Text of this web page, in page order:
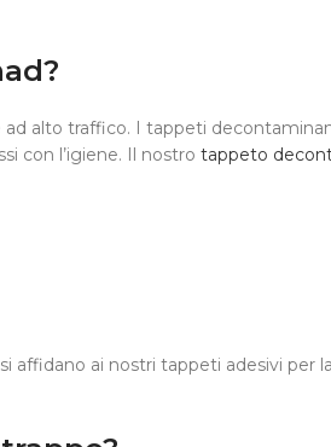
alto traffico. I tappeti
con l’igiene. Il nostro tappeto
affidano ai nostri tappeti adesivi per